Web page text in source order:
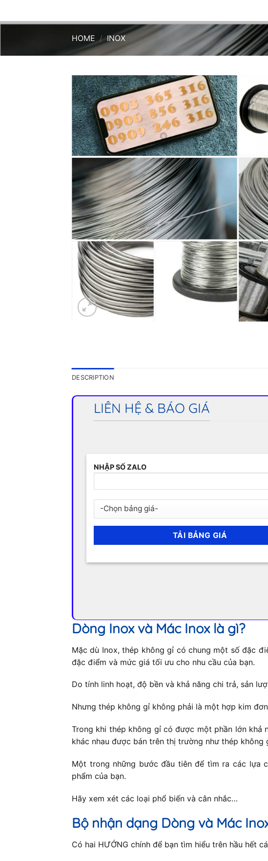
HOME / INOX
DESCRIPTION
LIÊN HỆ & BÁO GIÁ
NHẬP SỐ ZALO
Dòng Inox và Mác Inox là gì?
Mặc dù Inox, thép không gỉ có chung một số đặc
đặc điểm và mức giá tối ưu cho nhu cầu của bạn.
Do tính linh hoạt, độ bền và khả năng chi trả, sản
Nhưng thép không gỉ không phải là một hợp kim
Trong khi thép không gỉ có được một phần lớn khả
khác nhau được bán trên thị trường như thép không
Một trong những bước đầu tiên để tìm ra các lựa
phẩm của bạn.
Hãy xem xét các loại phổ biến và cân nhắc…
Bộ nhận dạng Dòng và Mác
Có hai HƯỚNG chính để bạn tìm hiểu trên hầu hết